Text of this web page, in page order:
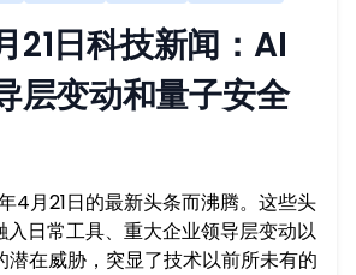
21日科技新闻：AI
层变动和量子安全
4月21日的最新头条而沸腾。这些头
入日常工具、重大企业领导层变动以
潜在威胁，突显了技术以前所未有的